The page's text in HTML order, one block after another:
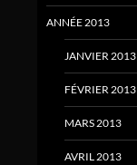
ANNÉE 2013
JANVIER 2013
FÉVRIER 2013
MARS 2013
AVRIL 2013